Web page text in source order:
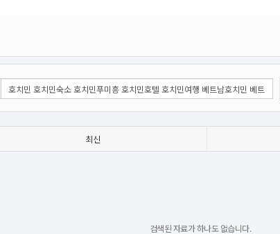
최신
검색된 자료가 하나도 없습니다.